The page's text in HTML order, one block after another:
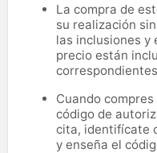
La compra de
su realización
las inclusiones y
precio están
Cuando
código de
cita, identifícate
y enseña el